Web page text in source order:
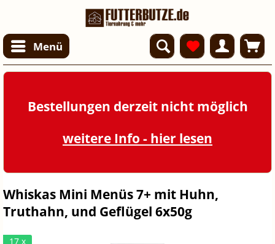
Menü
Bestellungen derzeit nicht möglich
weitere Info - hier lesen
Whiskas Mini Menüs 7+ mit Huhn,
Truthahn, und Geflügel 6x50g
17 x